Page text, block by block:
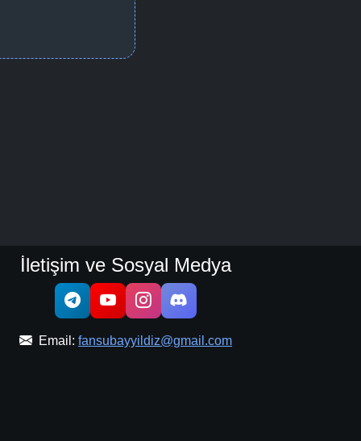
İletişim ve Sosyal Medya
Email: fansubayyildiz@gmail.com